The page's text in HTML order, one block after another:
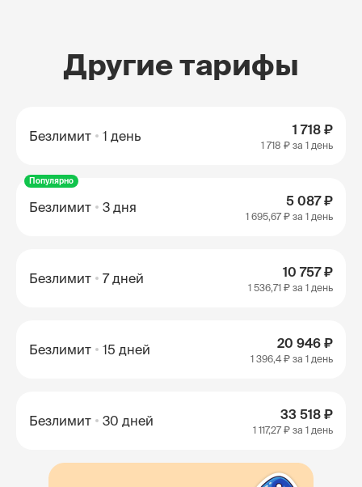
Другие тарифы
Безлимит 1 день 1 718 ₽
1 718 ₽ за 1 день
Популярно
Безлимит 3 дня 5 087 ₽
1 695,67 ₽ за 1 день
Безлимит 7 дней 10 757 ₽
1 536,71 ₽ за 1 день
Безлимит 15 дней 20 946 ₽
1 396,4 ₽ за 1 день
Безлимит 30 дней 33 518 ₽
1 117,27 ₽ за 1 день